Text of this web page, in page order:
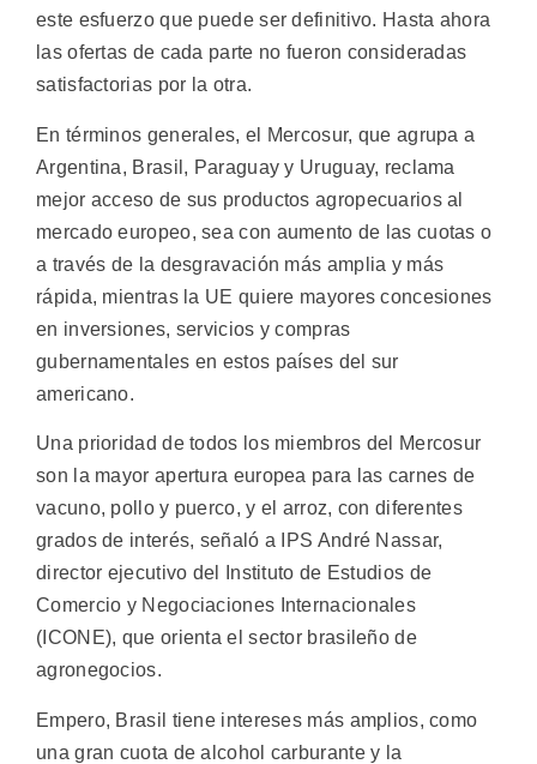
este esfuerzo que puede ser definitivo. Hasta ahora
las ofertas de cada parte no fueron consideradas
satisfactorias por la otra.
En términos generales, el Mercosur, que agrupa a
Argentina, Brasil, Paraguay y Uruguay, reclama
mejor acceso de sus productos agropecuarios al
mercado europeo, sea con aumento de las cuotas o
a través de la desgravación más amplia y más
rápida, mientras la UE quiere mayores concesiones
en inversiones, servicios y compras
gubernamentales en estos países del sur
americano.
Una prioridad de todos los miembros del Mercosur
son la mayor apertura europea para las carnes de
vacuno, pollo y puerco, y el arroz, con diferentes
grados de interés, señaló a IPS André Nassar,
director ejecutivo del Instituto de Estudios de
Comercio y Negociaciones Internacionales
(ICONE), que orienta el sector brasileño de
agronegocios.
Empero, Brasil tiene intereses más amplios, como
una gran cuota de alcohol carburante y la